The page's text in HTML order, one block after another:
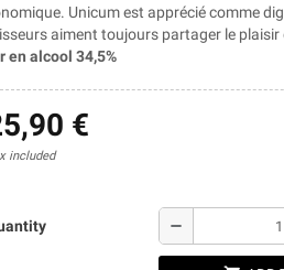
Unicum est apprécié comme
aiment toujours partager le plaisir
en alcool 34,5%
€
included
remove